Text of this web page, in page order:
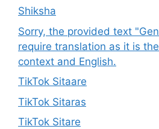
Shiksha
Sorry, the provided text
require translation as it is
context and English.
TikTok Sitaare
TikTok Sitaras
TikTok Sitare